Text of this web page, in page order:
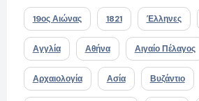
19ος Αιώνας 1821 Έλληνες
Αγγλία Αθήνα Αιγαίο Πέλαγος
Αρχαιολογία Ασία Βυζάντιο